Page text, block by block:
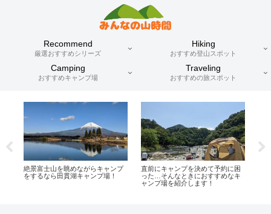
Recommend
厳選おすすめシリーズ
Hiking
おすすめ登山スポット
Camping
おすすめキャンプ場
Traveling
おすすめの旅スポット
【北アルプス厳選】日帰りで楽し
む北アルプス！常念岳・焼岳・御
雪山おすすめスポット3選！感動の
白銀世界へ行きませんか！？